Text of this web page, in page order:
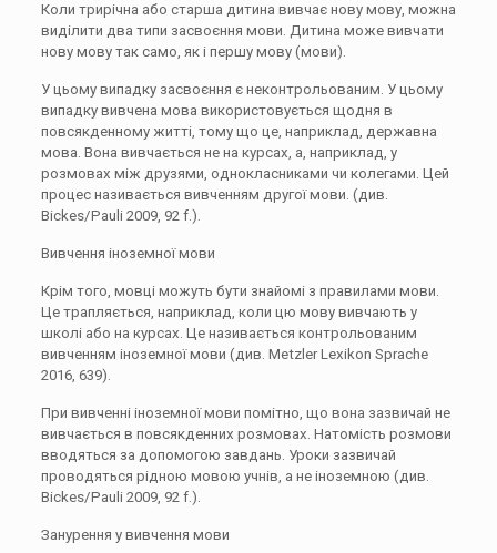
Коли трирічна або старша дитина вивчає нову мову, можна
виділити два типи засвоєння мови. Дитина може вивчати
нову мову так само, як і першу мову (мови).
У цьому випадку засвоєння є неконтрольованим. У цьому
випадку вивчена мова використовується щодня в
повсякденному житті, тому що це, наприклад, державна
мова. Вона вивчається не на курсах, а, наприклад, у
розмовах між друзями, однокласниками чи колегами. Цей
процес називається вивченням другої мови. (див.
Bickes/Pauli 2009, 92 f.).
Вивчення іноземної мови
Крім того, мовці можуть бути знайомі з правилами мови.
Це трапляється, наприклад, коли цю мову вивчають у
школі або на курсах. Це називається контрольованим
вивченням іноземної мови (див. Metzler Lexikon Sprache
2016, 639).
При вивченні іноземної мови помітно, що вона зазвичай не
вивчається в повсякденних розмовах. Натомість розмови
вводяться за допомогою завдань. Уроки зазвичай
проводяться рідною мовою учнів, а не іноземною (див.
Bickes/Pauli 2009, 92 f.).
Занурення у вивчення мови